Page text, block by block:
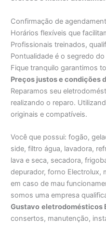
Confirmação de
Horários flexíveis que
Profissionais treinados,
Pontualidade é o segredo
Fique tranquilo garantimos
Preços justos e condições
Reparamos seu
realizando o reparo.
originais e compatíveis.
Você que possui: fogão,
side, filtro água, lavadora,
lava e seca, secadora,
depurador, forno Electrolux,
em caso de mau
somos uma empresa
Gustavo eletrodomésticos
consertos, manutenção,